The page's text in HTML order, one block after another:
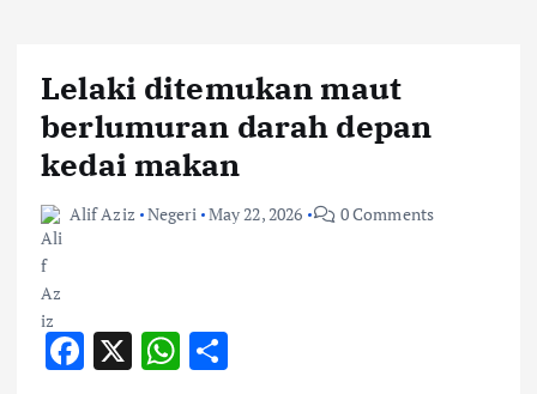
Lelaki ditemukan maut
berlumuran darah depan
kedai makan
Alif Aziz Negeri May 22, 2026 0 Comments
F X W